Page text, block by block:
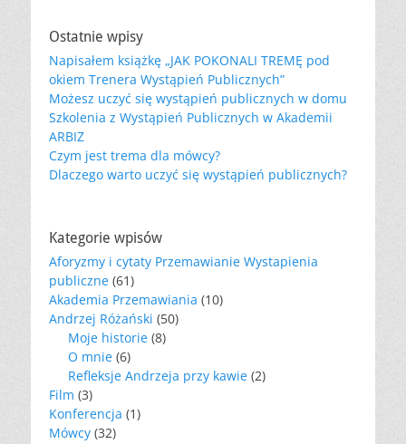
Ostatnie wpisy
Napisałem książkę „JAK POKONALI TREMĘ pod
okiem Trenera Wystąpień Publicznych”
Możesz uczyć się wystąpień publicznych w domu
Szkolenia z Wystąpień Publicznych w Akademii
ARBIZ
Czym jest trema dla mówcy?
Dlaczego warto uczyć się wystąpień publicznych?
Kategorie wpisów
Aforyzmy i cytaty Przemawianie Wystapienia
publiczne (61)
Akademia Przemawiania (10)
Andrzej Różański (50)
Moje historie (8)
O mnie (6)
Refleksje Andrzeja przy kawie (2)
Film (3)
Konferencja (1)
Mówcy (32)